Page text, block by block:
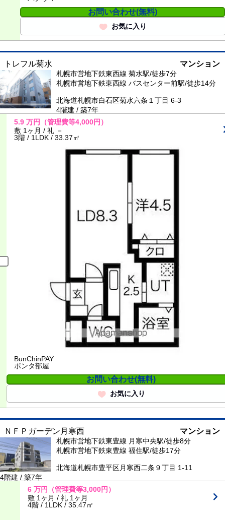
お問い合わせ(無料)
お気に入り
トレフル菊水 マンション
札幌市営地下鉄東西線 菊水駅/徒歩7分
札幌市営地下鉄東西線 バスセンター前駅/徒歩14分
北海道札幌市白石区菊水六条１丁目 6-3
4階建 / 築7年
5.9 万円
（管理費等4,000円）
敷 1ヶ月 / 礼 －
3階 / 1LDK / 33.37㎡
BunChinPAY
ポンタ部屋
お問い合わせ(無料)
お気に入り
ＮＦＰガーデン月寒西 マンション
札幌市営地下鉄東豊線 月寒中央駅/徒歩8分
札幌市営地下鉄東豊線 福住駅/徒歩17分
北海道札幌市豊平区月寒西二条９丁目 1-11
4階建 / 築7年
6 万円
（管理費等3,000円）
敷 1ヶ月 / 礼 1ヶ月
4階 / 1LDK / 35.47㎡